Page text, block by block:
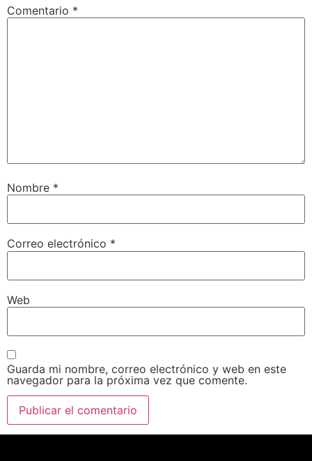
Comentario *
Nombre *
Correo electrónico *
Web
Guarda mi nombre, correo electrónico y web en este
navegador para la próxima vez que comente.